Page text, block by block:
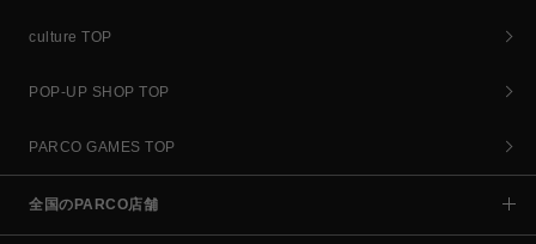
culture TOP
POP-UP SHOP TOP
PARCO GAMES TOP
全国のPARCO店舗